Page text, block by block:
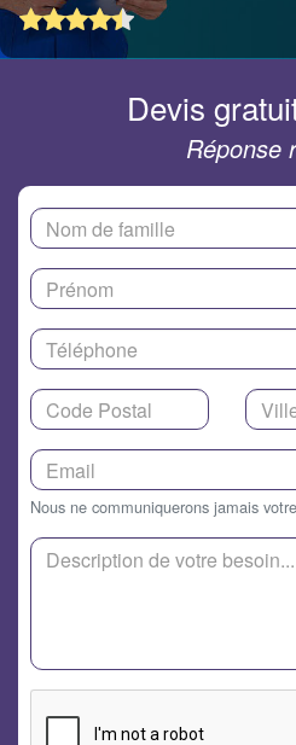
Devis
Réponse
Nous ne communiquerons jamais